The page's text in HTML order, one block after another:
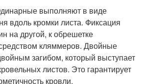
выполняют в виде
вдоль кромки листа. Фиксация
на другой, к обрешетке
кляммеров. Двойные
загибом, который выступает
листов. Это гарантирует
кровли.